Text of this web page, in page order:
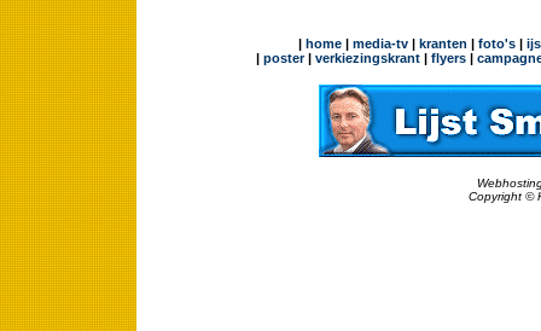
| home| media-tv| kranten | foto's|
| poster| verkiezingskrant | flyers |
Copyright ©